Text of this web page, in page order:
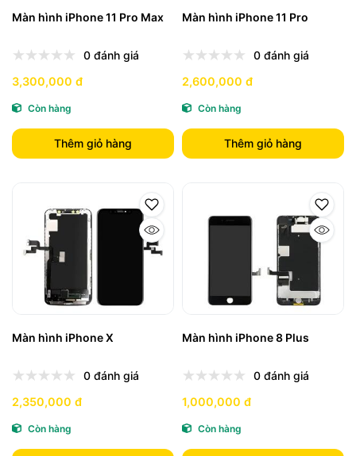
Màn hình iPhone 11 Pro Max
0 đánh giá
3,300,000 đ
Còn hàng
Thêm giỏ hàng
Màn hình iPhone 11 Pro
0 đánh giá
2,600,000 đ
Còn hàng
Thêm giỏ hàng
Màn hình iPhone X
0 đánh giá
2,350,000 đ
Còn hàng
Màn hình iPhone 8 Plus
0 đánh giá
1,000,000 đ
Còn hàng